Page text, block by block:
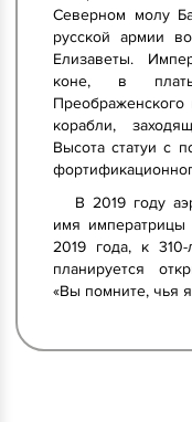
Северном молу
русской армии
Елизаветы.
коне, в
корабли,
Высота статуи с
В 2019 году
имя
2019 года, к
планируется
«Вы помните, чья